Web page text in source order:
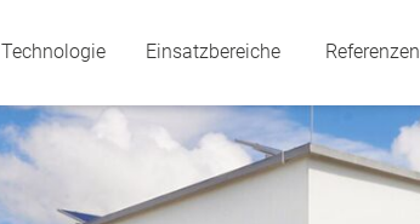
Technologie Einsatzbereiche Referenzen